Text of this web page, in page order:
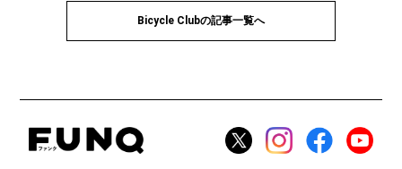
Bicycle Clubの記事一覧へ